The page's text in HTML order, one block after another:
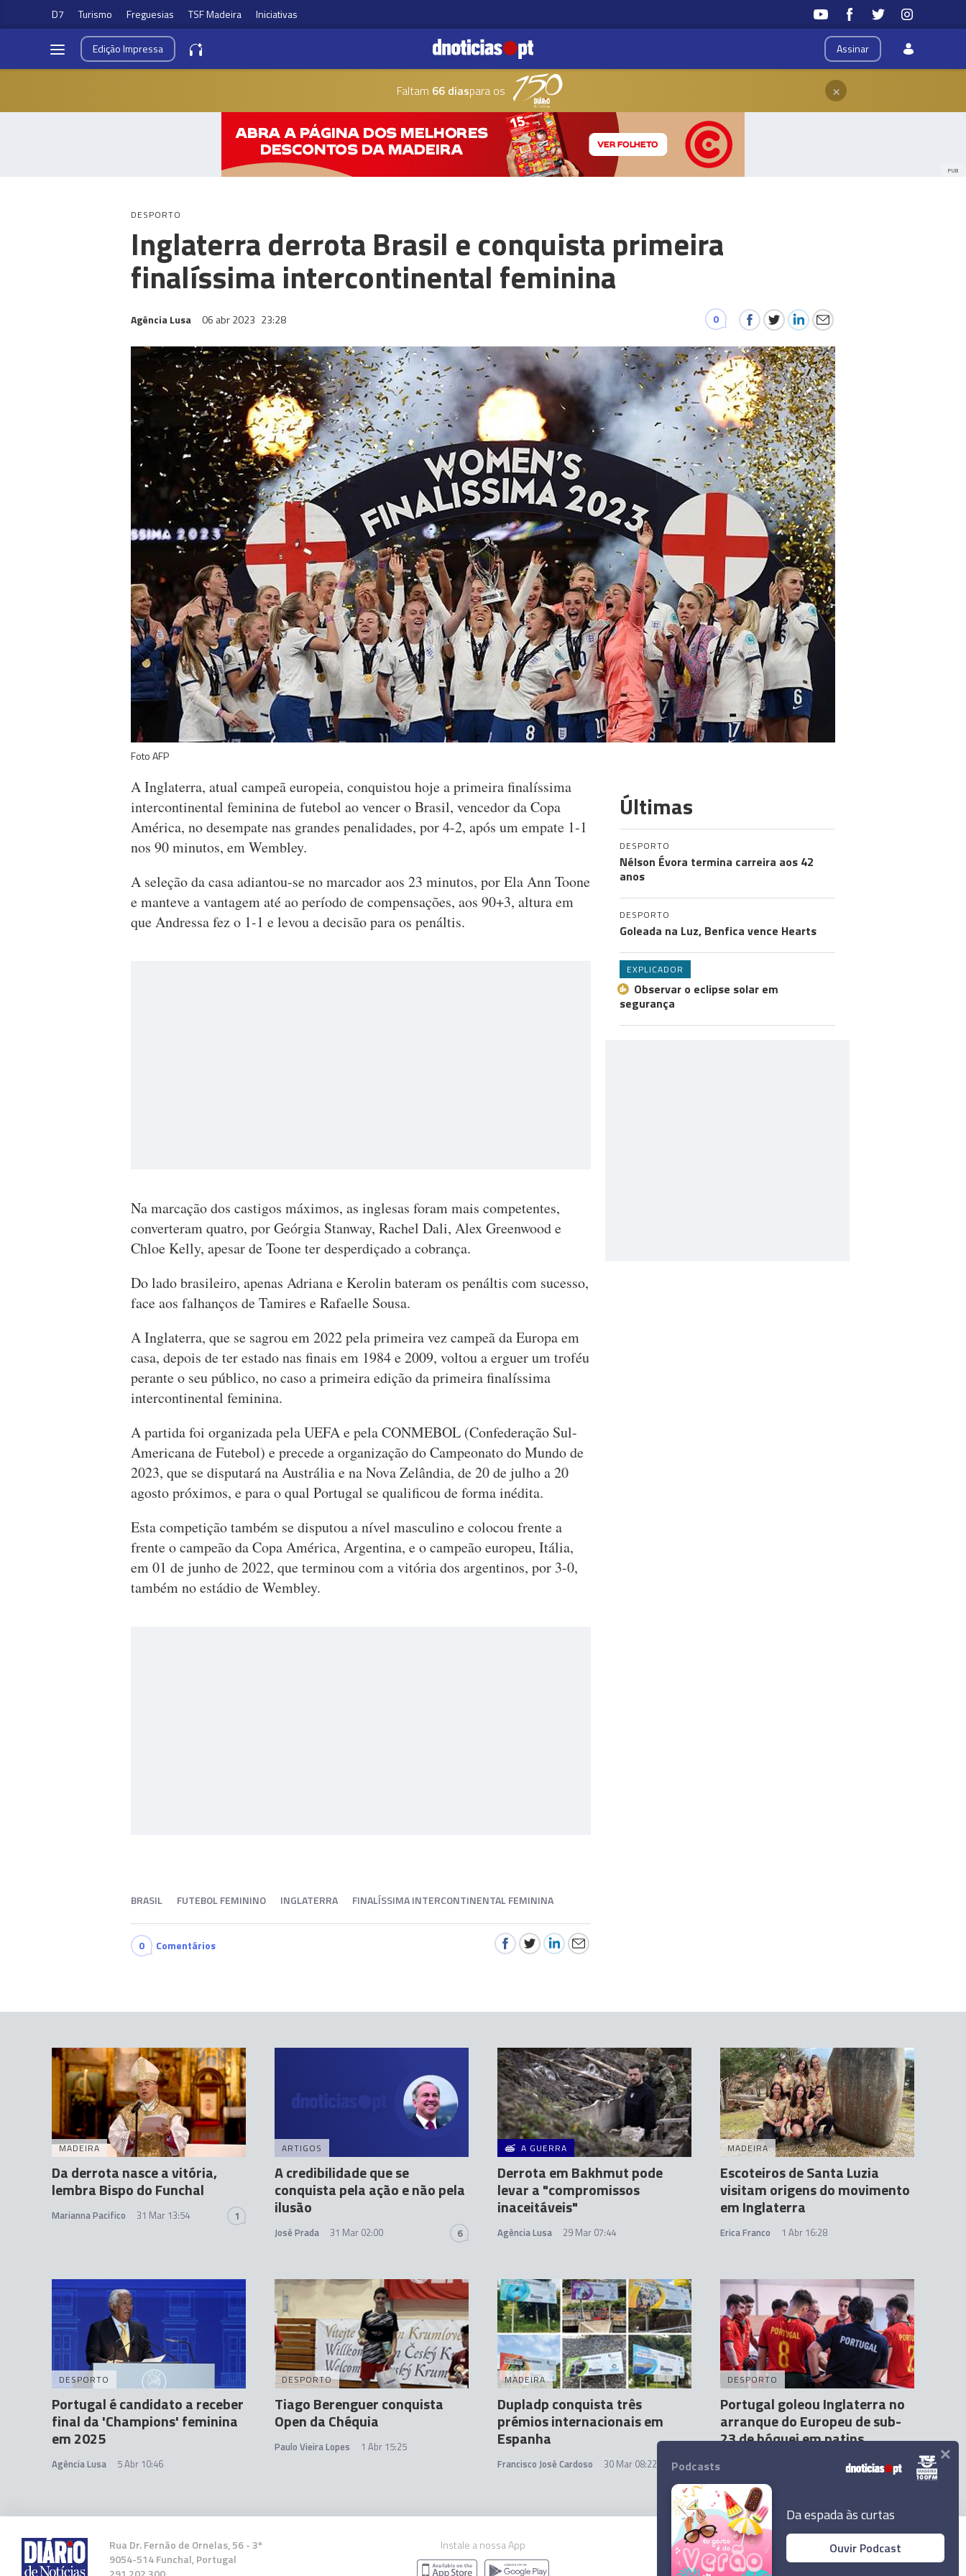
D7 Turismo Freguesias TSF Madeira Iniciativas
Assinar
EdiçãoImpressa
Faltam 66 diaspara os ×
PUB
DESPORTO
Inglaterra derrota Brasil e conquista primeira
finalíssima intercontinental feminina
Agência Lusa 06 abr 2023 23:28 0
Foto AFP
A Inglaterra, atual campeã europeia, conquistou hoje a primeira finalíssima
intercontinental feminina de futebol ao vencer o Brasil, vencedor da Copa
América, no desempate nas grandes penalidades, por 4-2, após um empate 1-1
nos 90 minutos, em Wembley.
A seleção da casa adiantou-se no marcador aos 23 minutos, por Ela Ann Toone
e manteve a vantagem até ao período de compensações, aos 90+3, altura em
que Andressa fez o 1-1 e levou a decisão para os penáltis.
Na marcação dos castigos máximos, as inglesas foram mais competentes,
converteram quatro, por Geórgia Stanway, Rachel Dali, Alex Greenwood e
Chloe Kelly, apesar de Toone ter desperdiçado a cobrança.
Do lado brasileiro, apenas Adriana e Kerolin bateram os penáltis com sucesso,
face aos falhanços de Tamires e Rafaelle Sousa.
A Inglaterra, que se sagrou em 2022 pela primeira vez campeã da Europa em
casa, depois de ter estado nas finais em 1984 e 2009, voltou a erguer um troféu
perante o seu público, no caso a primeira edição da primeira finalíssima
intercontinental feminina.
A partida foi organizada pela UEFA e pela CONMEBOL (Confederação Sul-
Americana de Futebol) e precede a organização do Campeonato do Mundo de
2023, que se disputará na Austrália e na Nova Zelândia, de 20 de julho a 20
agosto próximos, e para o qual Portugal se qualificou de forma inédita.
Esta competição também se disputou a nível masculino e colocou frente a
frente o campeão da Copa América, Argentina, e o campeão europeu, Itália,
em 01 de junho de 2022, que terminou com a vitória dos argentinos, por 3-0,
também no estádio de Wembley.
BRASIL FUTEBOL FEMININO INGLATERRA FINALÍSSIMA INTERCONTINENTAL FEMININA
0 Comentários
Últimas
DESPORTO
Nélson Évora termina carreira aos 42
anos
DESPORTO
Goleada na Luz, Benfica vence Hearts
EXPLICADOR
Observar o eclipse solar em
segurança
MADEIRA
Da derrota nasce a vitória,
lembra Bispo do Funchal
Marianna Pacifico 31 Mar 13:54 1
ARTIGOS
A credibilidade que se
conquista pela ação e não pela
ilusão
José Prada 31 Mar 02:00 6
A GUERRA
Derrota em Bakhmut pode
levar a "compromissos
inaceitáveis"
Agência Lusa 29 Mar 07:44
MADEIRA
Escoteiros de Santa Luzia
visitam origens do movimento
em Inglaterra
Erica Franco 1 Abr 16:28
DESPORTO
Portugal é candidato a receber
final da 'Champions' feminina
em 2025
Agência Lusa 5 Abr 10:46
DESPORTO
Tiago Berenguer conquista
Open da Chéquia
Paulo Vieira Lopes 1 Abr 15:25
MADEIRA
Dupladp conquista três
prémios internacionais em
Espanha
Francisco José Cardoso 30 Mar 08:22
DESPORTO
Portugal goleou Inglaterra no
arranque do Europeu de sub-
23 de hóquei em patins
Rua Dr. Fernão de Ornelas, 56 - 3º
9054-514 Funchal, Portugal
Instale a nossa App
© 2023 Empresa Diário de Notícias, Lda.
Podcasts
Da espada às curtas
Ouvir Podcast
×